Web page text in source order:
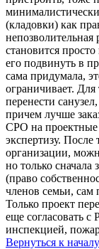
(кладовки) как
непозволительная
становится
его подвинуть в
сама придумала,
ограничивает.
перенести
причем лучше
СРО на проектные
экспертизу. После
организации,
но только сначала
(право
членов семьи, сам
Только проект
еще согласовать
инспекцией,
Вернуться к началу